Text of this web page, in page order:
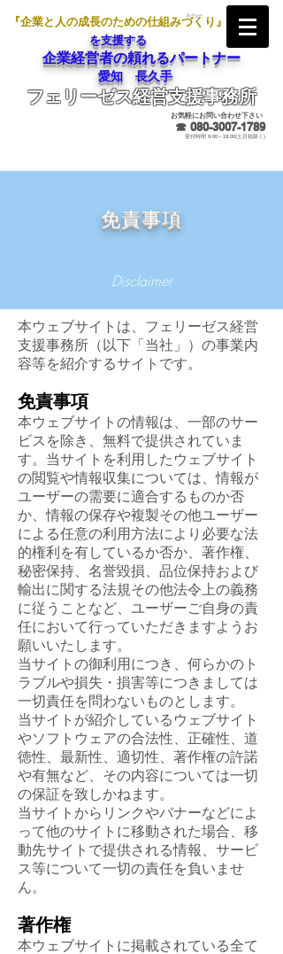
『企業と人の成長のための仕組みづくり』
を支援する
企業経営者の頼れるパートナー
愛知 長久手
フェリーゼス経営支援事務所
お気軽にお問い合わせ下さい
☎ 080-3007-1789
受付時間 9:00～18:00(土日祝除く)
免責事項
Disclaimer
本ウェブサイトは、フェリーゼス経営
支援事務所（以下「当社」）の事業内
容等を紹介するサイトです。
免責事項
本ウェブサイトの情報は、一部のサー
ビスを除き、無料で提供されていま
す。当サイトを利用したウェブサイト
の閲覧や情報収集については、情報が
ユーザーの需要に適合するものか否
か、情報の保存や複製その他ユーザー
による任意の利用方法により必要な法
的権利を有しているか否か、著作権、
秘密保持、名誉毀損、品位保持および
輸出に関する法規その他法令上の義務
に従うことなど、ユーザーご自身の責
任において行っていただきますようお
願いいたします。
当サイトの御利用につき、何らかのト
ラブルや損失・損害等につきましては
一切責任を問わないものとします。
当サイトが紹介しているウェブサイト
やソフトウェアの合法性、正確性、道
徳性、最新性、適切性、著作権の許諾
や有無など、その内容については一切
の保証を致しかねます。
当サイトからリンクやバナーなどによ
って他のサイトに移動された場合、移
動先サイトで提供される情報、サービ
ス等について一切の責任を負いませ
ん。
著作権
本ウェブサイトに掲載されている全て